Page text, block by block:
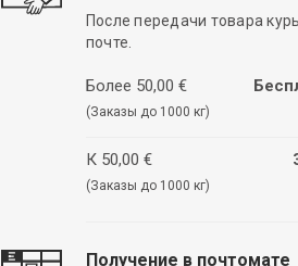
После передачи товара
почте.
Более 50,00 €
(Заказы до 1000 кг)
К 50,00 €
(Заказы до 1000 кг)
Получение в почтомате